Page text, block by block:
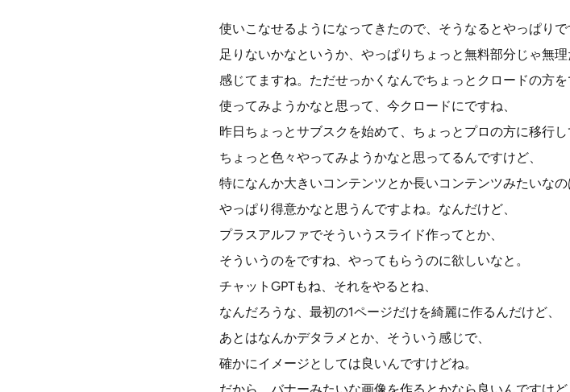
使いこなせるようになってきたので、そうなるとやっぱりで
足りないかなというか、やっぱりちょっと無料部分じゃ無理
感じてますね。ただせっかくなんでちょっとクロードの方を
使ってみようかなと思って、今クロードにですね、
昨日ちょっとサブスクを始めて、ちょっとプロの方に移行し
ちょっと色々やってみようかなと思ってるんですけど、
特になんか大きいコンテンツとか長いコンテンツみたいなの
やっぱり得意かなと思うんですよね。なんだけど、
プラスアルファでそういうスライド作ってとか、
そういうのをですね、やってもらうのに欲しいなと。
チャットGPTもね、それをやるとね、
なんだろうな、最初の1ページだけを綺麗に作るんだけど、
あとはなんかデタラメとか、そういう感じで、
確かにイメージとしては良いんですけどね。